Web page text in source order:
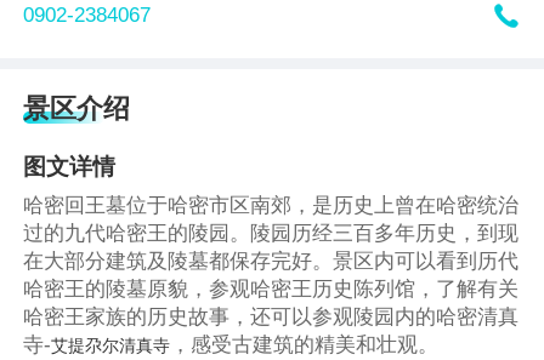
0902-2384067 
景区介绍
图文详情
哈密回王墓位于哈密市区南郊，是历史上曾在哈密统治
过的九代哈密王的陵园。陵园历经三百多年历史，到现
在大部分建筑及陵墓都保存完好。景区内可以看到历代
哈密王的陵墓原貌，参观哈密王历史陈列馆，了解有关
哈密王家族的历史故事，还可以参观陵园内的哈密清真
寺-艾提尕尔清真寺 ，感受古建筑的精美和壮观。